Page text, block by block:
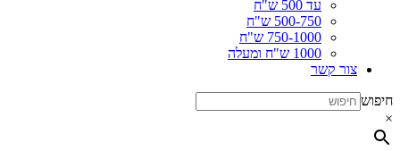
עד 500 ש"ח
500-750 ש"ח
750-1000 ש"ח
1000 ש"ח ומעלה
צור קשר
חיפוש
×